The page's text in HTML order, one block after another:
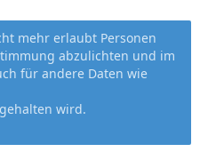
mehr erlaubt Personen
abzulichten und im
für andere Daten wie
wird.